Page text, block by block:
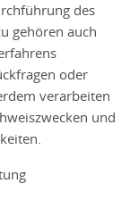
des
gehören auch
oder
verarbeiten
und